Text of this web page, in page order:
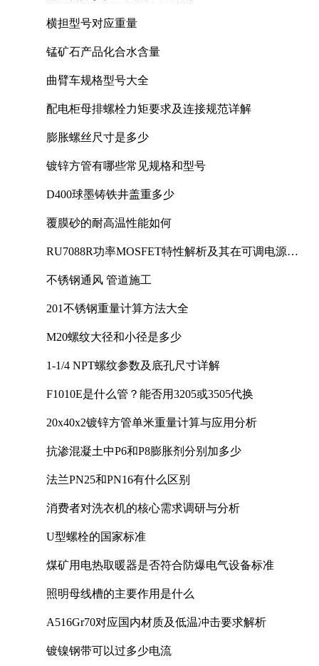
横担型号对应重量
锰矿石产品化合水含量
曲臂车规格型号大全
配电柜母排螺栓力矩要求及连接规范详解
膨胀螺丝尺寸是多少
镀锌方管有哪些常见规格和型号
D400球墨铸铁井盖重多少
覆膜砂的耐高温性能如何
RU7088R功率MOSFET特性解析及其在可调电源设
不锈钢通风 管道施工
201不锈钢重量计算方法大全
M20螺纹大径和小径是多少
1-1/4 NPT螺纹参数及底孔尺寸详解
F1010E是什么管？能否用3205或3505代换
20x40x2镀锌方管单米重量计算与应用分析
抗渗混凝土中P6和P8膨胀剂分别加多少
法兰PN25和PN16有什么区别
消费者对洗衣机的核心需求调研与分析
U型螺栓的国家标准
煤矿用电热取暖器是否符合防爆电气设备标准
照明母线槽的主要作用是什么
A516Gr70对应国内材质及低温冲击要求解析
镀镍钢带可以过多少电流